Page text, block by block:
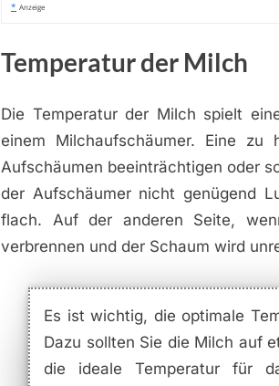
* Anzeige
Temperatur der Milch
Die Temperatur der Milch spielt
einem Milchaufschäumer. Eine
Aufschäumen beeinträchtigen oder
der Aufschäumer nicht genügend
flach. Auf der anderen Seite,
verbrennen und der Schaum wird
Es ist wichtig, die optimale
Dazu sollten Sie die Milch auf
die ideale Temperatur für